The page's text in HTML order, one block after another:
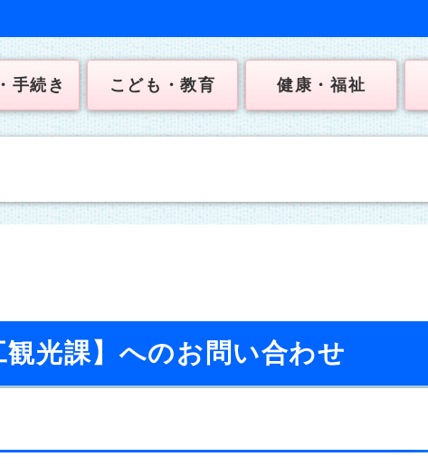
手続き こども・教育 健康・福祉
観光課】へのお問い合わせ